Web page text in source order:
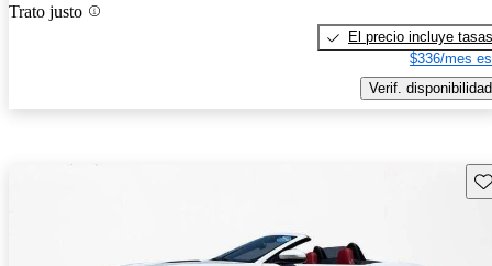
Trato justo
El precio incluye tasas
$336/mes
Verif. disponibilidad